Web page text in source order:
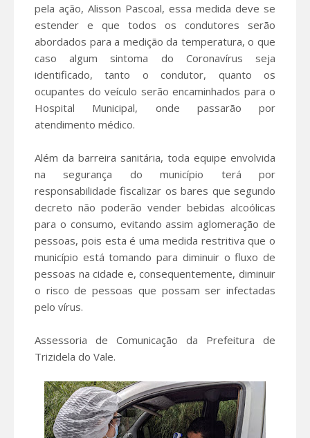
pela ação, Alisson Pascoal, essa medida deve se
estender e que todos os condutores serão
abordados para a medição da temperatura, o que
caso algum sintoma do Coronavírus seja
identificado, tanto o condutor, quanto os
ocupantes do veículo serão encaminhados para o
Hospital Municipal, onde passarão por
atendimento médico.
Além da barreira sanitária, toda equipe envolvida
na segurança do município terá por
responsabilidade fiscalizar os bares que segundo
decreto não poderão vender bebidas alcoólicas
para o consumo, evitando assim aglomeração de
pessoas, pois esta é uma medida restritiva que o
município está tomando para diminuir o fluxo de
pessoas na cidade e, consequentemente, diminuir
o risco de pessoas que possam ser infectadas
pelo vírus.
Assessoria de Comunicação da Prefeitura de
Trizidela do Vale.